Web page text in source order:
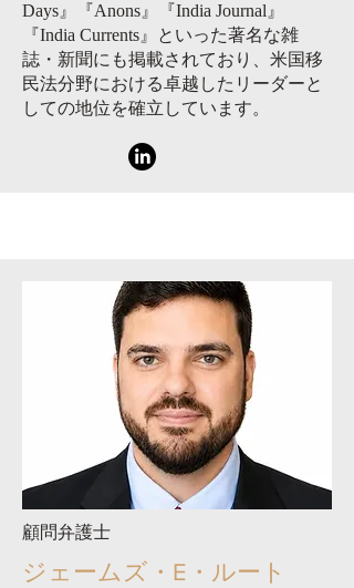
Days』『Anons』『India Journal』
『India Currents』といった著名な雑
誌・新聞にも掲載されており、米国移
民法分野における卓越したリーダーと
しての地位を確立しています。
顧問弁護士
ジェームズ・E・ルート